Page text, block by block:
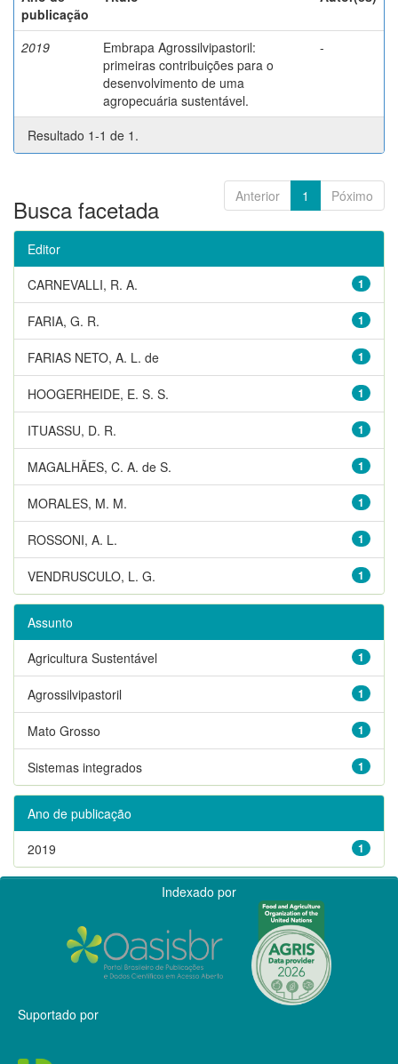
publicação
2019
Embrapa Agrossilvipastoril:
primeiras contribuições para o
desenvolvimento de uma
agropecuária sustentável.
-
Resultado 1-1 de 1.
Anterior 1 Póximo
Busca facetada
Editor
1
CARNEVALLI, R. A.
1
FARIA, G. R.
1
FARIAS NETO, A. L. de
1
HOOGERHEIDE, E. S. S.
1
ITUASSU, D. R.
1
MAGALHÃES, C. A. de S.
1
MORALES, M. M.
1
ROSSONI, A. L.
1
VENDRUSCULO, L. G.
Assunto
1
Agricultura Sustentável
1
Agrossilvipastoril
1
Mato Grosso
1
Sistemas integrados
Ano de publicação
1
2019
Indexado por
Suportado por